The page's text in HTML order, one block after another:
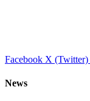
Facebook X (Twitter)
News